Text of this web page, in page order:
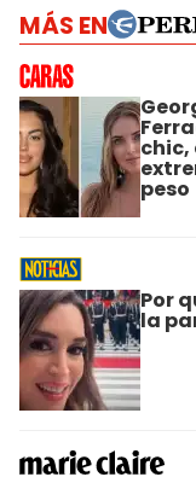
MÁS EN
chic,
peso
Por
la